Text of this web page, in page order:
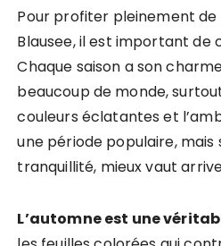
Pour profiter pleinement de
Blausee, il est important de
Chaque saison a son
beaucoup de monde,
couleurs éclatantes et
une période populaire, mais
tranquillité, mieux vaut
L’automne est une